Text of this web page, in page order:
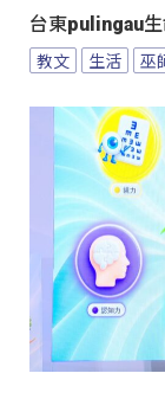
台東pulingau
教文 生活 巫